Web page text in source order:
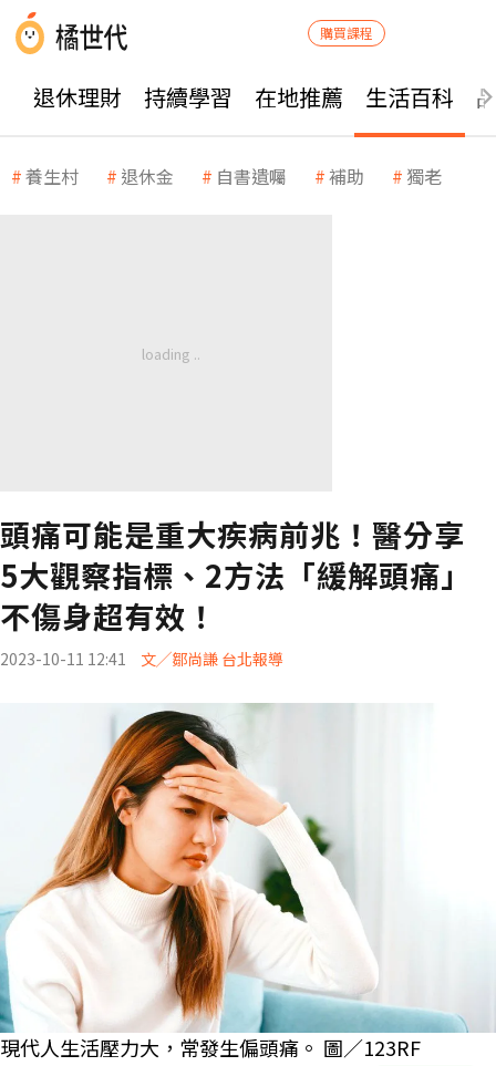
購買課程
退休理財 持續學習 在地推薦 生活百科
養生村 退休金 自書遺囑 補助 獨老
頭痛可能是重大疾病前兆！醫分享
5大觀察指標、2方法「緩解頭痛」
不傷身超有效！
2023-10-11 12:41 文╱鄒尚謙 台北報導
現代人生活壓力大，常發生偏頭痛。 圖／123RF